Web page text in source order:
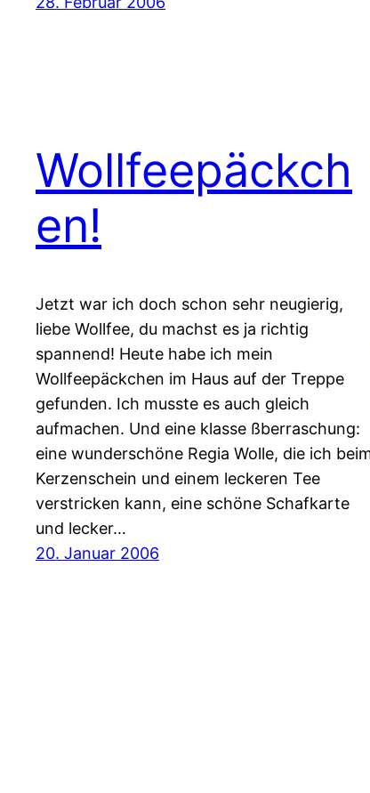
Wollfeepäckch
en!
Jetzt war ich doch schon sehr neugierig,
liebe Wollfee, du machst es ja richtig
spannend! Heute habe ich mein
Wollfeepäckchen im Haus auf der Treppe
gefunden. Ich musste es auch gleich
aufmachen. Und eine klasse ßberraschung:
eine wunderschöne Regia Wolle, die ich
Kerzenschein und einem leckeren Tee
verstricken kann, eine schöne Schafkarte
und lecker…
20. Januar 2006